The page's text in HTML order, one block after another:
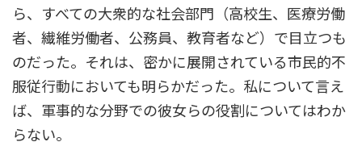
ら、すべての大衆的な社会部門（高校生、医療労働
者、繊維労働者、公務員、教育者など）で目立つも
のだった。それは、密かに展開されている市民的不
服従行動においても明らかだった。私について言え
ば、軍事的な分野での彼女らの役割についてはわか
らない。